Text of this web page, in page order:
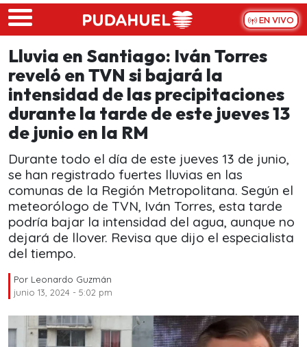
Skip to main content
EN VIVO
Lluvia en Santiago: Iván Torres
reveló en TVN si bajará la
intensidad de las precipitaciones
durante la tarde de este jueves 13
de junio en la RM
Durante todo el día de este jueves 13 de junio,
se han registrado fuertes lluvias en las
comunas de la Región Metropolitana. Según el
meteorólogo de TVN, Iván Torres, esta tarde
podría bajar la intensidad del agua, aunque no
dejará de llover. Revisa que dijo el especialista
del tiempo.
Por Leonardo Guzmán
junio 13, 2024 - 5:02 pm